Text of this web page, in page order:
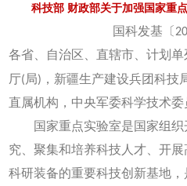
科技部 财政部关于加强国家重
国科发基〔
各省、自治区、直辖市、计划
厅(局)，新疆生产建设兵团科技
直属机构，中央军委科学技术委
国家重点实验室是国家组织
究、聚集和培养科技人才、开
科研装备的重要科技创新基地